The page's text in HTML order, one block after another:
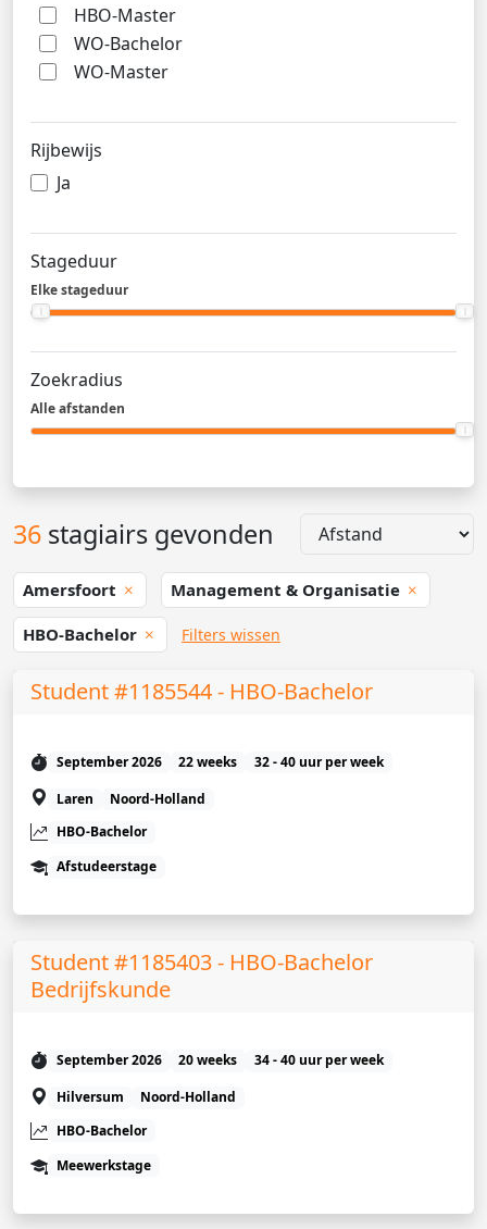
HBO-Master
WO-Bachelor
WO-Master
Rijbewijs
Ja
Stageduur
Elke stageduur
Zoekradius
Alle afstanden
36 stagiairs gevonden
Amersfoort Management & Organisatie
HBO-Bachelor Filters wissen
Student #1185544 - HBO-Bachelor
September 2026 22 weeks
32 - 40 uur per week
Laren
Noord-Holland
HBO-Bachelor
Afstudeerstage
Student #1185403 - HBO-Bachelor
Bedrijfskunde
September 2026 20 weeks
34 - 40 uur per week
Hilversum
Noord-Holland
HBO-Bachelor
Meewerkstage